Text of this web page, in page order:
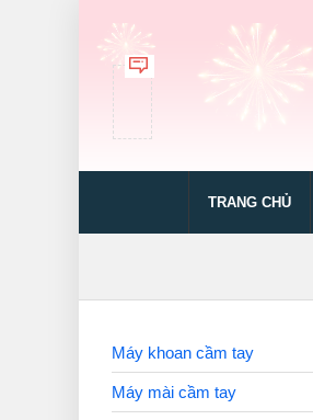
TRANG CHỦ
Máy khoan cầm tay
Máy mài cầm tay